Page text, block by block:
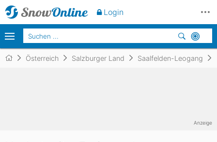
Österreich Salzburger Land Saalfelden-Leogang
anfragen
Anzeige
Login